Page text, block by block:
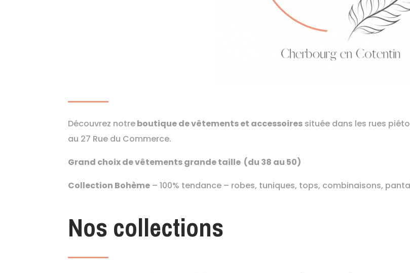
Découvrez notreboutique de vêtements et accessoires située dans les rues
au 27 Rue du Commerce.
Grand choix de vêtements grande taille (du 38 au 50)
Collection Bohème – 100% tendance – robes, tuniques, tops, combinaisons,
Nos collections